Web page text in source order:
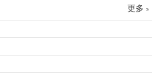
更多